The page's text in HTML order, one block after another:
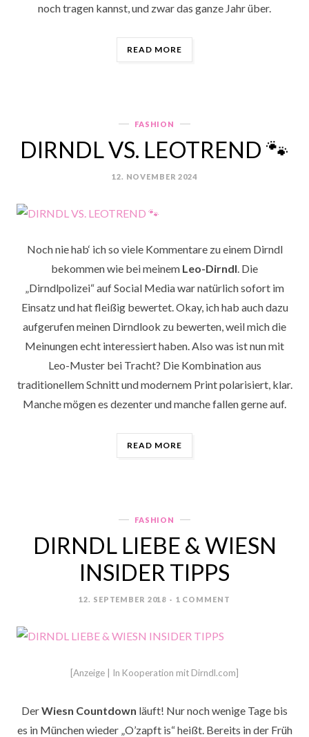
noch tragen kannst, und zwar das ganze Jahr über.
READ MORE
IM
Categories
FASHION
DIRNDL VS. LEOTREND 🐾
POSTED
12. NOVEMBER 2024
Noch nie hab‘ ich so viele Kommentare zu einem Dirndl
bekommen wie bei meinem Leo-Dirndl . Die
„Dirndlpolizei“ auf Social Media war natürlich sofort im
Einsatz und hat fleißig bewertet. Okay, ich hab auch dazu
aufgerufen meinen Dirndlook zu bewerten, weil mich die
Meinungen echt interessiert haben. Also was ist nun mit
Leo-Muster bei Tracht? Die Kombination aus
traditionellem Schnitt und modernem Print polarisiert, klar.
Manche mögen es dezenter und manche fallen gerne auf.
READ MORE
VS.
Categories
FASHION
DIRNDL LIEBE & WIESN
INSIDER TIPPS
POSTED
12. SEPTEMBER 2018 1 COMMENT
[Anzeige | In Kooperation mit Dirndl.com]
DerWiesn Countdown läuft! Nur noch wenige Tage bis
es in München wieder „O’zapft is“ heißt. Bereits in der Früh